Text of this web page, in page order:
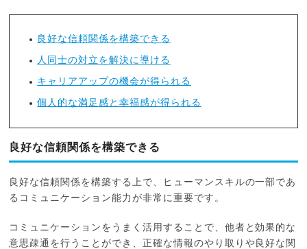
良好な信頼関係を構築できる
人同士の対立を解決に導ける
キャリアアップの機会が得られる
個人的な満足感と幸福感が得られる
良好な信頼関係を構築できる
良好な信頼関係を構築する上で、ヒューマンスキルの一部であ
るコミュニケーション能力が非常に重要です。
コミュニケーションをうまく活用することで、他者と効果的な
意思疎通を行うことができ、正確な情報のやり取りや良好な関